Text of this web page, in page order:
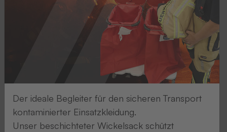
Der ideale Begleiter für den sicheren Transport
kontaminierter Einsatzkleidung.
Unser beschichteter Wickelsack schützt